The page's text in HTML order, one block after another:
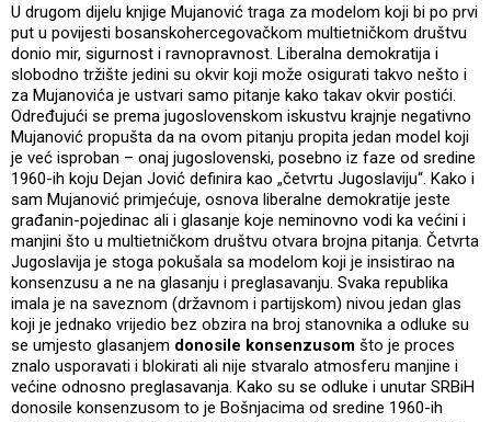
U drugom dijelu knjige Mujanović traga za modelom koji bi po prvi
put u povijesti bosanskohercegovačkom multietničkom društvu
donio mir, sigurnost i ravnopravnost. Liberalna demokratija i
slobodno tržište jedini su okvir koji može osigurati takvo nešto i
za Mujanovića je ustvari samo pitanje kako takav okvir postići.
Određujući se prema jugoslovenskom iskustvu krajnje negativno
Mujanović propušta da na ovom pitanju propita jedan model koji
je već isproban – onaj jugoslovenski, posebno iz faze od sredine
1960-ih koju Dejan Jović definira kao „četvrtu Jugoslaviju“. Kako i
sam Mujanović primjećuje, osnova liberalne demokratije jeste
građanin-pojedinac ali i glasanje koje neminovno vodi ka većini i
manjini što u multietničkom društvu otvara brojna pitanja. Četvrta
Jugoslavija je stoga pokušala sa modelom koji je insistirao na
konsenzusu a ne na glasanju i preglasavanju. Svaka republika
imala je na saveznom (državnom i partijskom) nivou jedan glas
koji je jednako vrijedio bez obzira na broj stanovnika a odluke su
se umjesto glasanjem donosile konsenzusom što je proces
znalo usporavati i blokirati ali nije stvaralo atmosferu manjine i
većine odnosno preglasavanja. Kako su se odluke i unutar SRBiH
donosile konsenzusom to je Bošnjacima od sredine 1960-ih